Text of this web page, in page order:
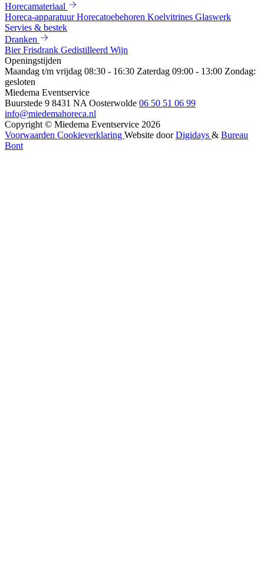
Horecamateriaal
Horeca-apparatuurHorecatoebehoren Koelvitrines Glaswerk
Servies & bestek
Dranken
BierFrisdrank Gedistilleerd Wijn
Openingstijden
Maandag t/m vrijdag 08:30 - 16:30 Zaterdag 09:00 - 13:00 Zondag:
gesloten
Miedema Eventservice
Buurstede 9 8431 NA Oosterwolde 06 50 51 06 99
info@miedemahoreca.nl
Copyright © Miedema Eventservice 2026
Voorwaarden Cookieverklaring Website doorDigidays & Bureau
Bont